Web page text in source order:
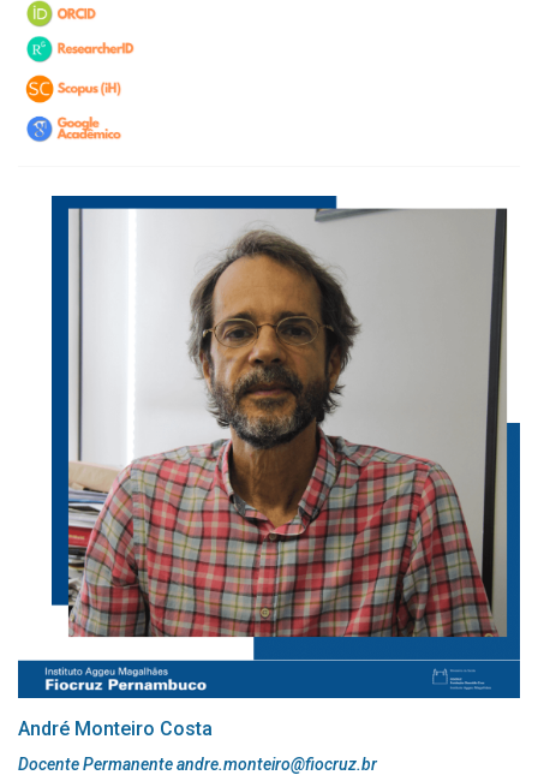
André Monteiro Costa
Docente Permanente andre.monteiro@fiocruz.br